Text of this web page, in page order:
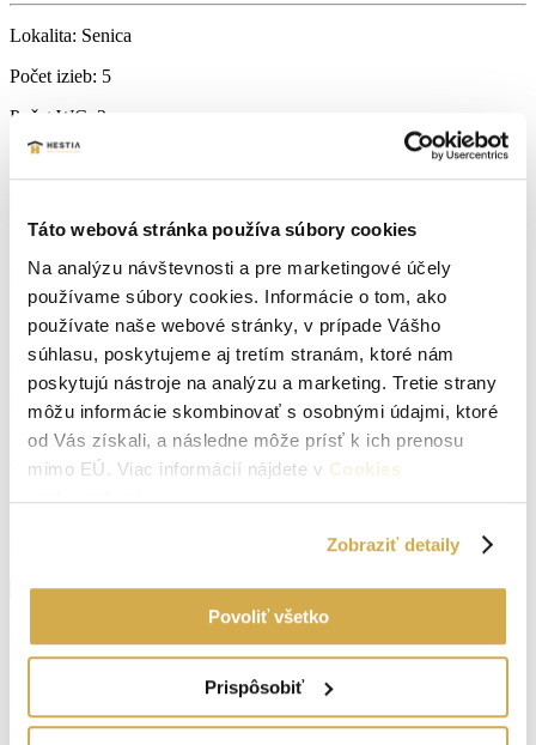
Táto webová stránka používa súbory cookies
Na analýzu návštevnosti a pre marketingové účely
používame súbory cookies. Informácie o tom, ako
používate naše webové stránky, v prípade Vášho
súhlasu, poskytujeme aj tretím stranám, ktoré nám
poskytujú nástroje na analýzu a marketing. Tretie strany
môžu informácie skombinovať s osobnými údajmi, ktoré
od Vás získali, a následne môže prísť k ich prenosu
mimo EÚ. Viac informácií nájdete v Cookies
podmienkach.
Zobraziť detaily
Povoliť všetko
Prispôsobiť
Lokalita: Senica
Počet izieb: 5
Počet WC: 2
Počet kúpeľní:
Internet: ano
Príjazdová cesta:asfaltová
Vodovod:neuvedené
Plyn:neuvedené
Kanalizácia:
neuvedené
Okná:Euro okná
Vlastníctvo:osobné
Zobraziť viac informácií